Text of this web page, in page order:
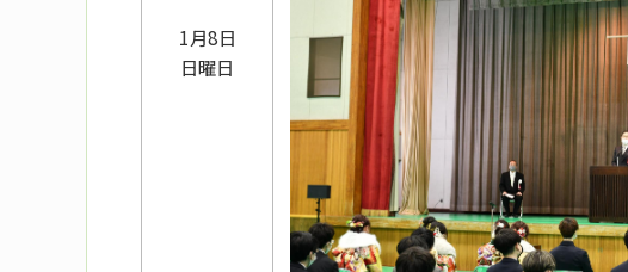
1月8日
日曜日